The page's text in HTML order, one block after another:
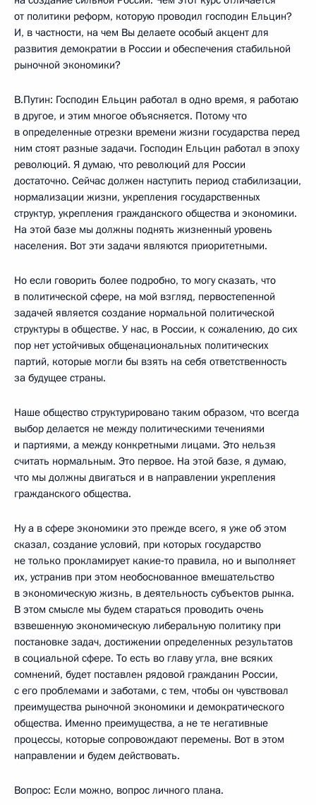
от политики реформ, которую проводил господин Ельцин?
И, в частности, на чем Вы делаете особый акцент для
развития демократии в России и обеспечения стабильной
рыночной экономики?
В.Путин: Господин Ельцин работал в одно время, я работаю
в другое, и этим многое объясняется. Потому что
в определенные отрезки времени жизни государства перед
ним стоят разные задачи. Господин Ельцин работал в эпоху
революций. Я думаю, что революций для России
достаточно. Сейчас должен наступить период стабилизации,
нормализации жизни, укрепления государственных
структур, укрепления гражданского общества и экономики.
На этой базе мы должны поднять жизненный уровень
населения. Вот эти задачи являются приоритетными.
Но если говорить более подробно, то могу сказать, что
в политической сфере, на мой взгляд, первостепенной
задачей является создание нормальной политической
структуры в обществе. У нас, в России, к сожалению, до сих
пор нет устойчивых общенациональных политических
партий, которые могли бы взять на себя ответственность
за будущее страны.
Наше общество структурировано таким образом, что всегда
выбор делается не между политическими течениями
и партиями, а между конкретными лицами. Это нельзя
считать нормальным. Это первое. На этой базе, я думаю,
что мы должны двигаться и в направлении укрепления
гражданского общества.
Ну а в сфере экономики это прежде всего, я уже об этом
сказал, создание условий, при которых государство
не только прокламирует какие‑то правила, но и выполняет
их, устранив при этом необоснованное вмешательство
в экономическую жизнь, в деятельность субъектов рынка.
В этом смысле мы будем стараться проводить очень
взвешенную экономическую либеральную политику при
постановке задач, достижении определенных результатов
в социальной сфере. То есть во главу угла, вне всяких
сомнений, будет поставлен рядовой гражданин России,
с его проблемами и заботами, с тем, чтобы он чувствовал
преимущества рыночной экономики и демократического
общества. Именно преимущества, а не те негативные
процессы, которые сопровождают перемены. Вот в этом
направлении и будем действовать.
Вопрос: Если можно, вопрос личного плана.